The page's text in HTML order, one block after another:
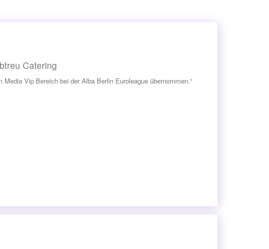
Catering
Vip Bereich bei der Alba Berlin Euroleague übernommen.“